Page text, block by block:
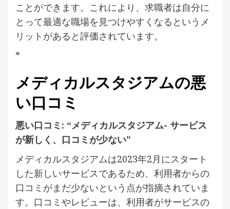
ことができます。これにより、求職者は自分に
とって最適な職場を見つけやすくなるというメ
リットがあると評価されています。
*
メディカルスタジアムの悪
い口コミ
悪い口コミ: “メディカルスタジアム- サービス
が新しく、口コミが少ない”
メディカルスタジアムは2023年2月にスタート
した新しいサービスであるため、利用者からの
口コミがまだ少ないという点が指摘されていま
す。口コミやレビューは、利用者がサービスの